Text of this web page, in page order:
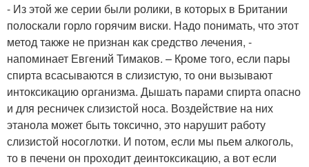
- Из этой же серии были ролики, в которых в Британии
полоскали горло горячим виски. Надо понимать, что этот
метод также не признан как средство лечения, -
напоминает Евгений Тимаков. – Кроме того, если пары
спирта всасываются в слизистую, то они вызывают
интоксикацию организма. Дышать парами спирта опасно
и для ресничек слизистой носа. Воздействие на них
этанола может быть токсично, это нарушит работу
слизистой носоглотки. И потом, если мы пьем алкоголь,
то в печени он проходит деинтоксикацию, а вот если